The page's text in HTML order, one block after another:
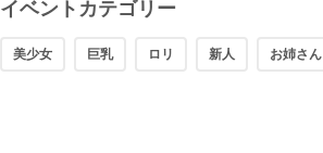
イベントカテゴリー
美少女 巨乳 ロリ 新人 お姉さん